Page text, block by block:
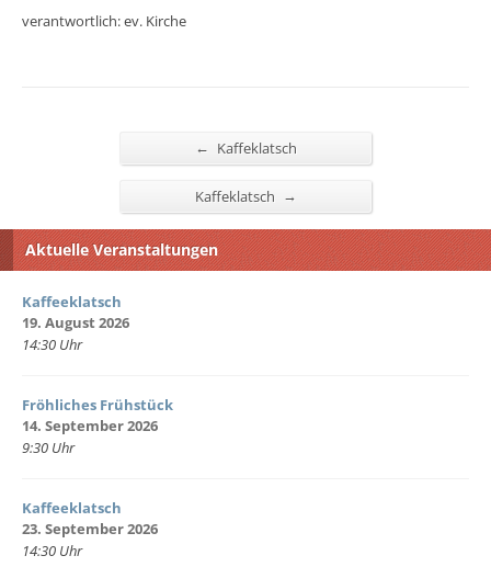
verantwortlich: ev. Kirche
← Kaffeklatsch
Kaffeklatsch →
Aktuelle Veranstaltungen
Kaffeeklatsch
19. August 2026
14:30 Uhr
Fröhliches Frühstück
14. September 2026
9:30 Uhr
Kaffeeklatsch
23. September 2026
14:30 Uhr